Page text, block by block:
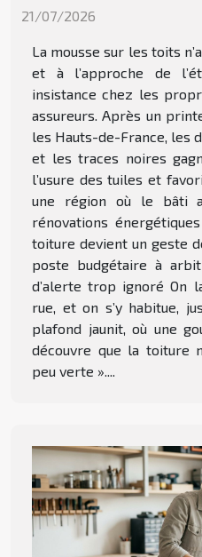
21/07/2026
La mousse sur les toits
et à l’approche de
insistance chez les
assureurs. Après un
les Hauts-de-France, les
et les traces noires
l’usure des tuiles et
une région où le bâti
rénovations
toiture devient un geste
poste budgétaire à
d’alerte trop ignoré On
rue, et on s’y habitue,
plafond jaunit, où une
découvre que la toiture
peu verte »....